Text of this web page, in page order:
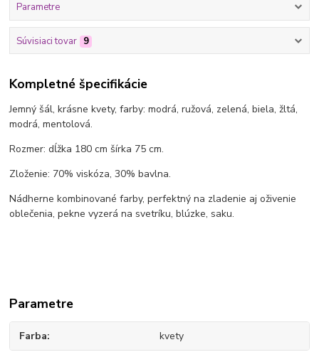
Parametre
Súvisiaci tovar 9
Kompletné špecifikácie
Jemný šál, krásne kvety, farby: modrá, ružová, zelená, biela, žltá,
modrá, mentolová.
Rozmer: dĺžka 180 cm šírka 75 cm.
Zloženie: 70% viskóza, 30% bavlna.
Nádherne kombinované farby, perfektný na zladenie aj oživenie
oblečenia, pekne vyzerá na svetríku, blúzke, saku.
Parametre
Farba kvety